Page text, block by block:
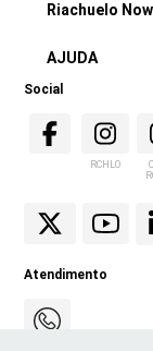
Riachuelo Now
AJUDA
Social
RCHLO
Atendimento